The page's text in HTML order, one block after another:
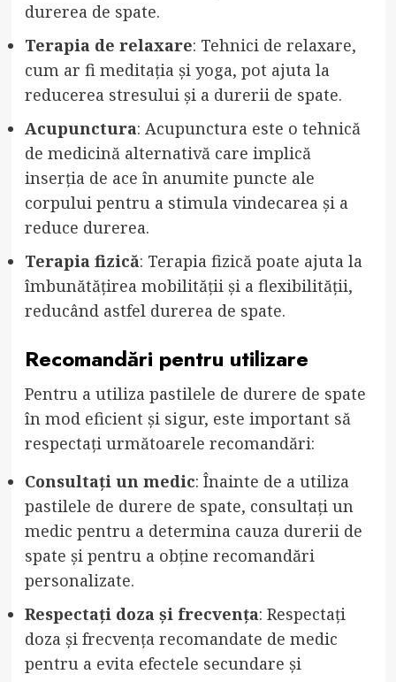
durerea de spate.
Terapia de relaxare: Tehnici de relaxare,
cum ar fi meditația și yoga, pot ajuta la
reducerea stresului și a durerii de spate.
Acupunctura: Acupunctura este o tehnică
de medicină alternativă care implică
inserția de ace în anumite puncte ale
corpului pentru a stimula vindecarea și a
reduce durerea.
Terapia fizică: Terapia fizică poate ajuta la
îmbunătățirea mobilității și a flexibilității,
reducând astfel durerea de spate.
Recomandări pentru utilizare
Pentru a utiliza pastilele de durere de spate
în mod eficient și sigur, este important să
respectați următoarele recomandări:
Consultați un medic: Înainte de a utiliza
pastilele de durere de spate, consultați un
medic pentru a determina cauza durerii de
spate și pentru a obține recomandări
personalizate.
Respectați doza și frecvența: Respectați
doza și frecvența recomandate de medic
pentru a evita efectele secundare și